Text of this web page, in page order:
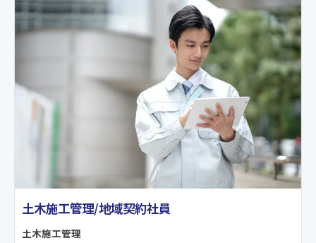
土木施工管理/地域契約社員
土木施工管理